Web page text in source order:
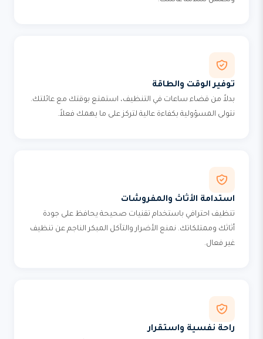
توفير الوقت والطاقة
بدلاً من قضاء ساعات في التنظيف، استمتع بوقتك مع عائلتك.
نتولى المسؤولية بكفاءة عالية لتركز على ما يهمك فعلاً.
استدامة الأثاث والمفروشات
تنظيف احترافي باستخدام تقنيات صحيحة يحافظ على جودة
أثاثك وممتلكاتك. نمنع الأضرار والتآكل المبكر الناجم عن تنظيف
غير فعال.
راحة نفسية واستقرار